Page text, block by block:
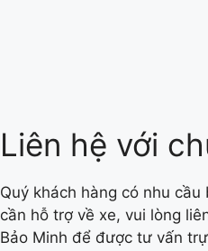
Liên hệ với
Quý khách hàng có nhu
cần hỗ trợ về xe, vui lòng
Bảo Minh để được tư vấn